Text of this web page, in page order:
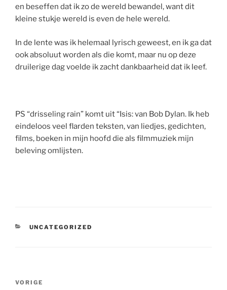
en beseffen dat ik zo de wereld bewandel, want dit
kleine stukje wereld is even de hele wereld.
In de lente was ik helemaal lyrisch geweest, en ik ga dat
ook absoluut worden als die komt, maar nu op deze
druilerige dag voelde ik zacht dankbaarheid dat ik leef.
PS “drisseling rain” komt uit “Isis: van Bob Dylan. Ik heb
eindeloos veel flarden teksten, van liedjes, gedichten,
films, boeken in mijn hoofd die als filmmuziek mijn
beleving omlijsten.
CATEGORIEËN
UNCATEGORIZED
Vorig
VORIGE